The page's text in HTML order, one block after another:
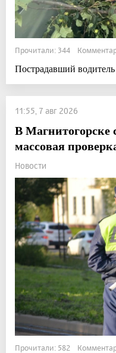
Прочитали: 344
Пострадавший водитель
11:55, 7 авг 2026
В Магнитогорске
массовая
Новости
Прочитали: 582